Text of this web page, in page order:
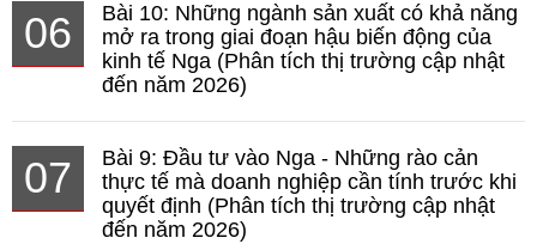
06
Bài 10: Những ngành sản xuất có khả năng
mở ra trong giai đoạn hậu biến động của
kinh tế Nga (Phân tích thị trường cập nhật
đến năm 2026)
07
Bài 9: Đầu tư vào Nga - Những rào cản
thực tế mà doanh nghiệp cần tính trước khi
quyết định (Phân tích thị trường cập nhật
đến năm 2026)